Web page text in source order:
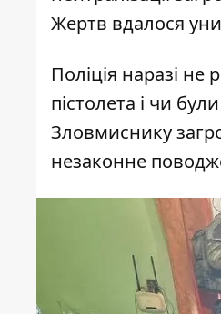
Жертв вдалося
Поліція наразі
пістолета і чи
Зловмиснику
незаконне